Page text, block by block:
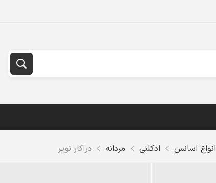
انواع اسانس ادکلنی مردانه دراکار نویر